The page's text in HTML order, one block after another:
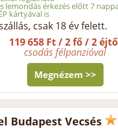
lemondás érkezés előtt 7
kártyával is
csak 18 év felett.
119 658 Ft / 2 fő / 2
csodás félpanzióval
Megnézem >>
Budapest Vecsés